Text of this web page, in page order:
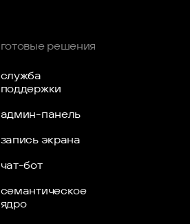
готовые решения
служба
поддержки
админ-панель
запись экрана
чат-бот
семантическое
ядро